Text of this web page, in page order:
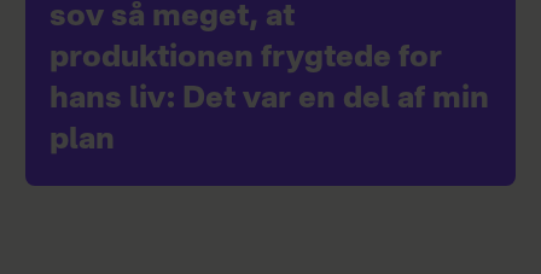
sov så meget, at
produktionen frygtede for
hans liv: Det var en del af min
plan